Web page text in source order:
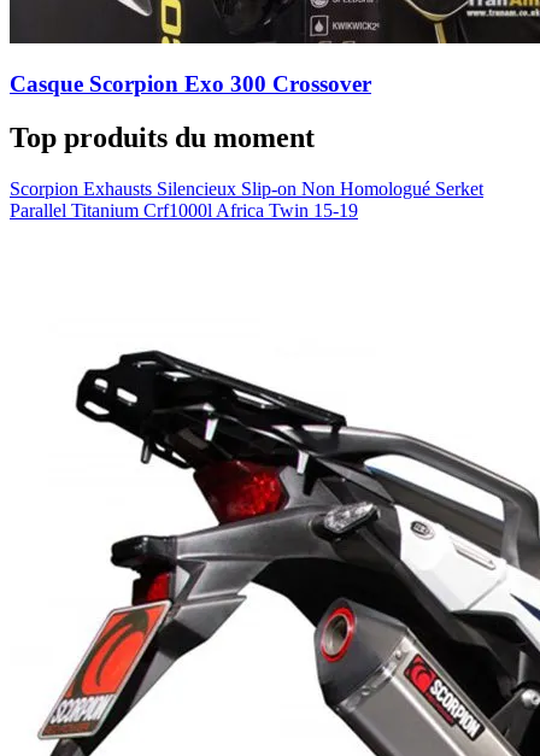
Casque Scorpion Exo 300 Crossover
Top produits du moment
Scorpion Exhausts Silencieux Slip-on Non Homologué Serket
Parallel Titanium Crf1000l Africa Twin 15-19